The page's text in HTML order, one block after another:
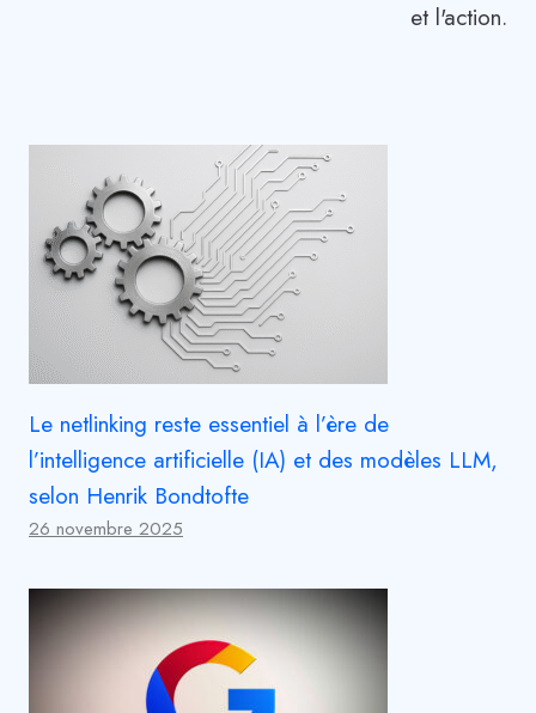
et l'action.
Le netlinking reste essentiel à l’ère de
l’intelligence artificielle (IA) et des modèles LLM,
selon Henrik Bondtofte
26 novembre 2025